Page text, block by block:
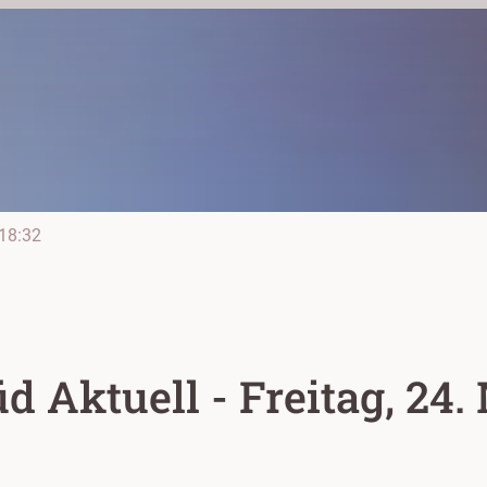
18:32
Aktuell - Freitag, 24.